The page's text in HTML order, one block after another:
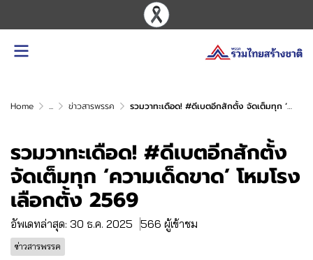
Home ... ข่าวสารพรรค รวมวาทะเดือด! #ดีเบตอีกสักตั้ง จัดเต็มทุก ‘ความเด็ดขาด’ โหมโรงเลือกตั้ง 2569
รวมวาทะเดือด! #ดีเบตอีกสักตั้ง
จัดเต็มทุก ‘ความเด็ดขาด’ โหมโรง
เลือกตั้ง 2569
อัพเดทล่าสุด: 30 ธ.ค. 2025 566 ผู้เข้าชม
ข่าวสารพรรค